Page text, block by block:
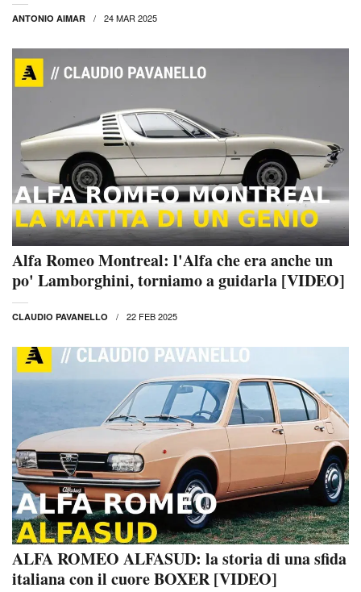
ANTONIO AIMAR 24 MAR 2025
Alfa Romeo Montreal: l'Alfa che era anche un
po' Lamborghini, torniamo a guidarla [VIDEO]
CLAUDIO PAVANELLO 22 FEB 2025
ALFA ROMEO ALFASUD: la storia di una sfida
italiana con il cuore BOXER [VIDEO]